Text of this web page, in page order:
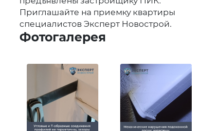
Приглашайте на приемку квартиры
специалистов Эксперт Новострой.
Фотогалерея